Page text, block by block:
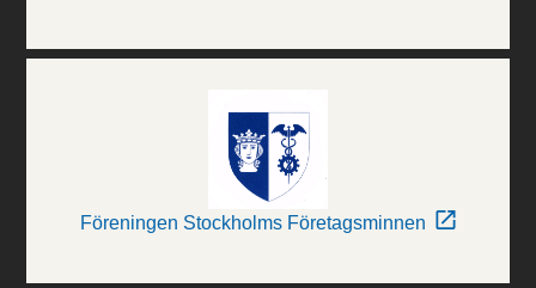
Föreningen Stockholms Företagsminnen